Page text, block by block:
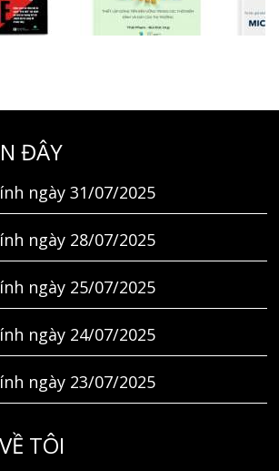
ĐÂY
ngày 31/07/2025
ngày 28/07/2025
ngày 25/07/2025
ngày 24/07/2025
ngày 23/07/2025
TÔI